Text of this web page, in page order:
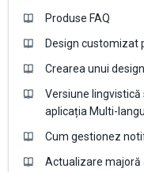
Produse FAQ
Design customizat
Crearea unui
Versiune
aplicația Multi-
Cum gestionez
Actualizare majoră